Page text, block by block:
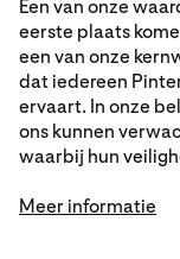
Een van onze
eerste plaats
een van onze
dat iedereen
ervaart. In onze
ons kunnen
waarbij hun
Meer informatie